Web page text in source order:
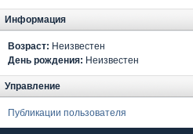
Информация
Возраст: Неизвестен
День рождения: Неизвестен
Управление
Публикации пользователя